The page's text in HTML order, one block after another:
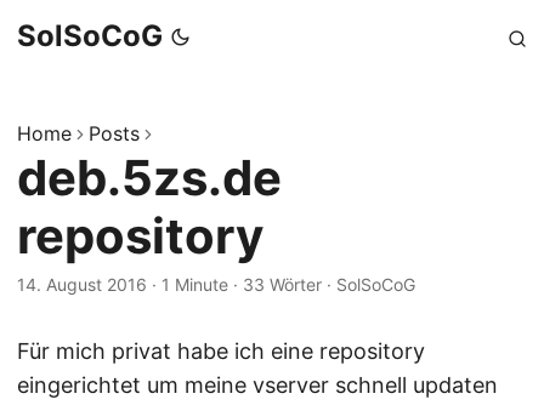
SolSoCoG
Home Posts
deb.5zs.de
repository
14. August 2016 · 1 Minute · 33 Wörter · SolSoCoG
Für mich privat habe ich eine repository
eingerichtet um meine vserver schnell updaten